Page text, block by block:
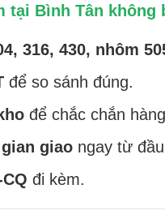
tại Bình Tân không
316, 430, nhôm
để so sánh đúng.
để chắc chắn
giao ngay từ
đi kèm.